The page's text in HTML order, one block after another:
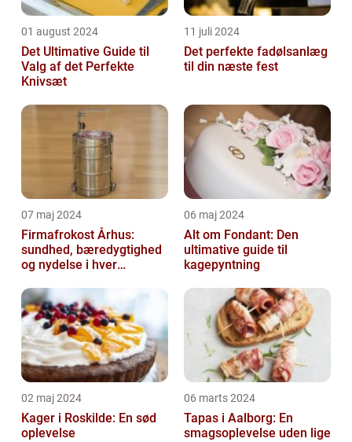
01 august 2024
Det Ultimative Guide til
Valg af det Perfekte
Knivsæt
11 juli 2024
Det perfekte fadølsanlæg
til din næste fest
07 maj 2024
Firmafrokost Århus:
sundhed, bæredygtighed
og nydelse i hver
06 maj 2024
Alt om Fondant: Den
ultimative guide til
kagepyntning
02 maj 2024
Kager i Roskilde: En sød
oplevelse
06 marts 2024
Tapas i Aalborg: En
smagsoplevelse uden lige